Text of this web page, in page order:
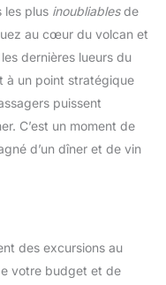
les plus inoubliablesde
au cœur du volcan et
dernières lueurs du
à un point stratégique
puissent
C’est un moment de
d’un dîner et de vin
des excursions au
votre budget et de